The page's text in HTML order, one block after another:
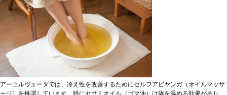
アーユルヴェーダでは、冷え性を改善するためにセルフアビヤンガ（オイルマッサ
ージ）を推奨しています。特にセサミオイル（ゴマ油）は体を温める効果があり、